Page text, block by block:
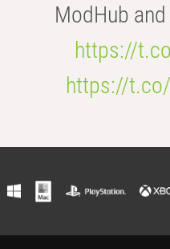
ModHub
https://
https://